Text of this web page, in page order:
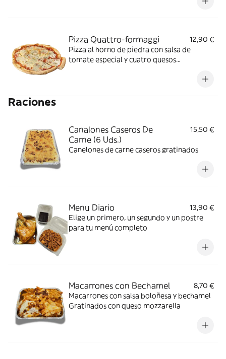
Pizza Quattro-formaggi
12,90 €
Pizza al horno de piedra con salsa de
tomate especial y cuatro quesos
mozzarella, provolone, emmental y queso
Raciones
Canalones Caseros De
Carne (6 Uds.)
15,50 €
Canelones de carne caseros gratinados
Menu Diario
13,90 €
Elige un primero, un segundo y un postre
para tu menú completo
Macarrones con Bechamel
8,70 €
Macarrones con salsa boloñesa y bechamel
Gratinados con queso mozzarella